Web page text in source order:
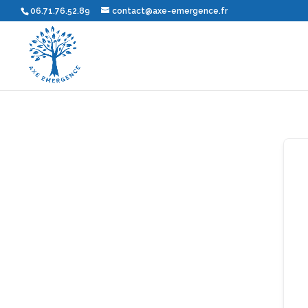
06.71.76.52.89 contact@axe-emergence.fr